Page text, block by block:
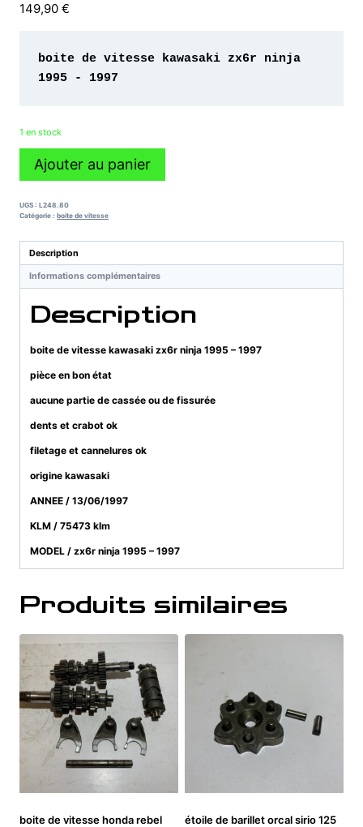
149,90 €
boite de vitesse kawasaki zx6r ninja
1995 - 1997
1 en stock
quantité
de
vitesse
zx6r
ninja
1995
1997
Ajouter au panier
UGS : L248.80
Catégorie : boite de vitesse
Description
Informations complémentaires
Description
boite de vitesse kawasaki zx6r ninja 1995 – 1997
pièce en bon état
aucune partie de cassée ou de fissurée
dents et crabot ok
filetage et cannelures ok
origine kawasaki
ANNEE / 13/06/1997
KLM / 75473 klm
MODEL / zx6r ninja 1995 – 1997
Produits similaires
boite de vitesse honda rebel
étoile de barillet orcal sirio 125